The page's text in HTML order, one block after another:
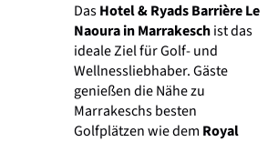
DasHotel & Ryads Barrière Le
Naoura in Marrakeschist das
ideale Ziel für Golf- und
Wellnessliebhaber. Gäste
genießen die Nähe zu
Marrakeschs besten
Golfplätzen wie dem Royal